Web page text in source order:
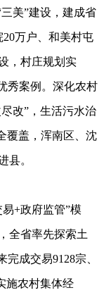
美”建设，建成省
万户、和美村屯
，村庄规划实
秀案例。深化农村
改”，生活污水治
覆盖，浑南区、沈
县。
+政府监管”模
全省率先探索土
成交易9128宗、
施农村集体经